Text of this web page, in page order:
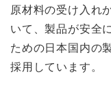
原材料の受け入れ
いて、製品が安全
ための日本国内の
採用しています。